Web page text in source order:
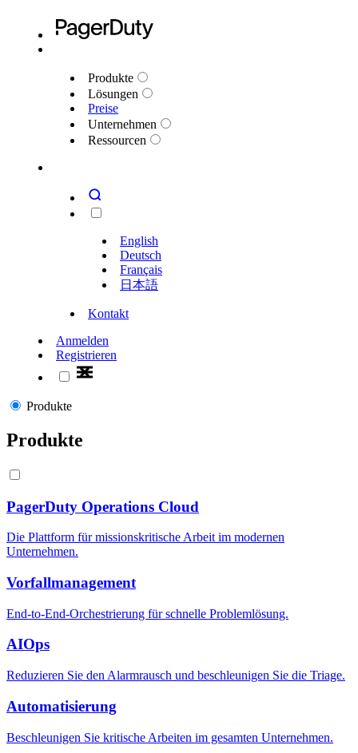
Produkte
Lösungen
Preise
Unternehmen
Ressourcen
English
Deutsch
Français
日本語
Kontakt
Anmelden
Registrieren
Produkte
Produkte
PagerDuty Operations Cloud
Die Plattform für missionskritische Arbeit im modernen
Unternehmen.
Vorfallmanagement
End-to-End-Orchestrierung für schnelle Problemlösung.
AIOps
Reduzieren Sie den Alarmrausch und beschleunigen Sie die Triage.
Automatisierung
Beschleunigen Sie kritische Arbeiten im gesamten Unternehmen.